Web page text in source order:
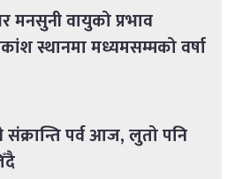
मनसुनी वायुको प्रभाव
स्थानमा मध्यमसम्मको वर्षा
संक्रान्ति पर्व आज, लुतो पनि